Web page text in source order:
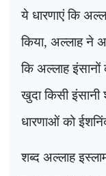
ये धारणाएं कि
किया, अल्लाह ने
कि अल्लाह
खुदा किसी
धारणाओं को
शब्द अल्लाह